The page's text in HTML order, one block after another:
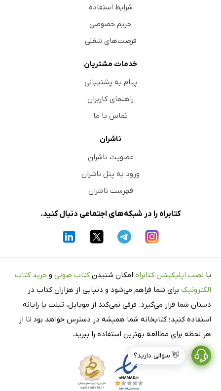
👋 سوالی دارید؟
شرایط استفاده
حریم خصوصی
فرصت‌های شغلی
خدمات مشتریان
پیام به پشتیبانی
راهنمای کاربران
تماس با ما
ناشران
عضویت ناشران
ورود به پنل ناشران
فهرست ناشران
کتابراه را در شبکه‌های اجتماعی دنبال کنید.
با نصب اپلیکیشن کتابراه امکان شنیدن کتاب صوتی و خرید کتاب
الکترونیک برای شما فراهم می‌شود و دنیایی از هزاران کتاب در
دستان شما قرار می‌گیرد. فرقی نمی‌کند از موبایل، تبلت یا رایانه
استفاده کنید؛ کتابخانه شما همیشه در دسترس خواهد بود تا از
هر لحظه برای مطالعه بهترین استفاده را ببرید.